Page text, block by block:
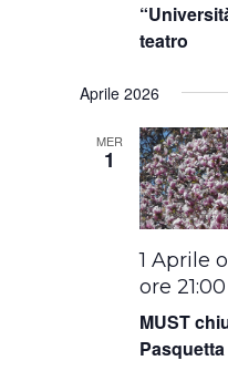
teatro
Aprile 2026
MER
1
MUST
Pasquetta
1 Aprile
ore 21:00